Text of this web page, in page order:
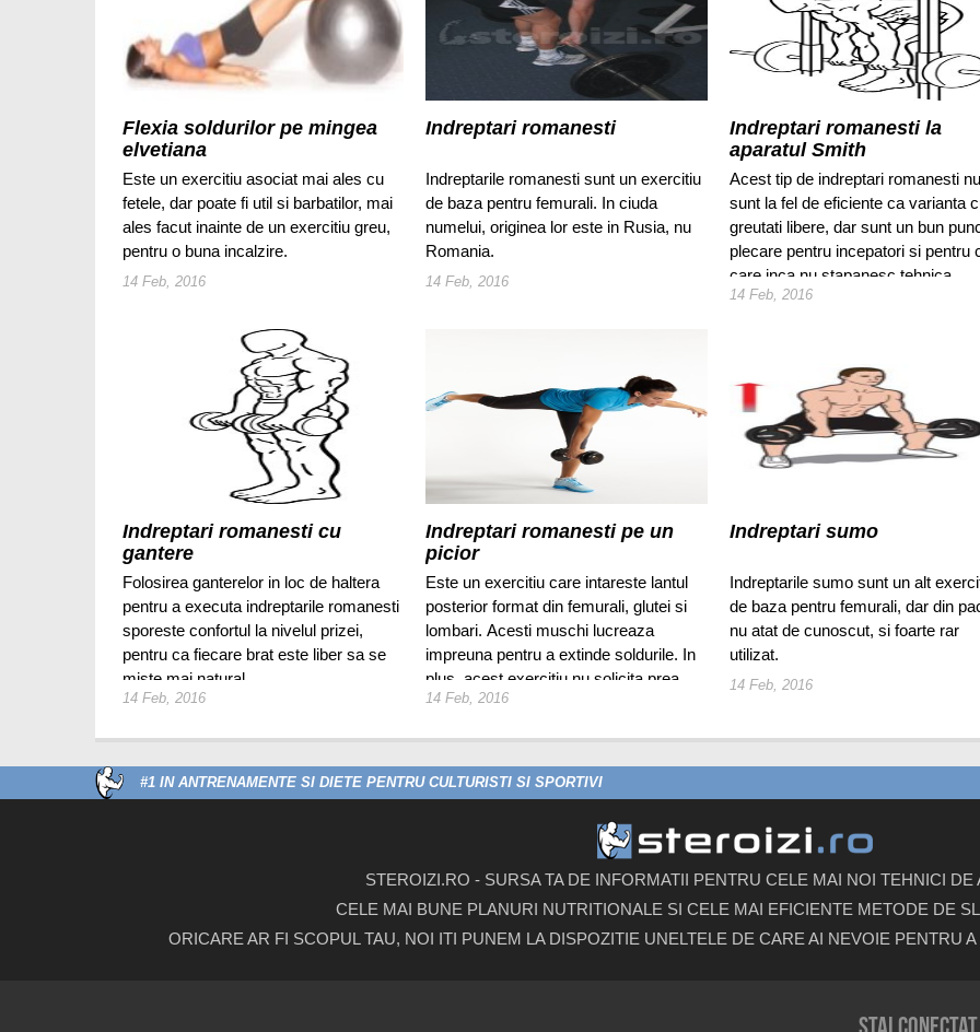
Flexia soldurilor pe mingea
elvetiana
Este un exercitiu asociat mai ales cu
fetele, dar poate fi util si barbatilor, mai
ales facut inainte de un exercitiu greu,
pentru o buna incalzire.
14 Feb, 2016
Indreptari romanesti
Indreptarile romanesti sunt un exercitiu
de baza pentru femurali. In ciuda
numelui, originea lor este in Rusia, nu
Romania.
14 Feb, 2016
Indreptari romanesti la
aparatul Smith
Acest tip de indreptari romanesti nu
sunt la fel de eficiente ca varianta
greutati libere, dar sunt un bun
plecare pentru incepatori si pentru
care inca nu stapanesc tehnica
corecta. Este o variatie a
14 Feb, 2016
Indreptari romanesti cu
gantere
Folosirea ganterelor in loc de haltera
pentru a executa indreptarile romanesti
sporeste confortul la nivelul prizei,
pentru ca fiecare brat este liber sa se
miste mai natural.
14 Feb, 2016
Indreptari romanesti pe un
picior
Este un exercitiu care intareste lantul
posterior format din femurali, glutei si
lombari. Acesti muschi lucreaza
impreuna pentru a extinde soldurile. In
plus, acest exercitiu nu solicita prea
tare spatele, asa cum o fac indreptarile
14 Feb, 2016
Indreptari sumo
Indreptarile sumo sunt un alt
de baza pentru femurali, dar din
nu atat de cunoscut, si foarte rar
utilizat.
14 Feb, 2016
#1 IN ANTRENAMENTE SI DIETE PENTRU CULTURISTI SI SPORTIVI
STEROIZI.RO - SURSA TA DE INFORMATII PENTRU CELE MAI NOI TEHNICI DE
CELE MAI BUNE PLANURI NUTRITIONALE SI CELE MAI EFICIENTE METODE DE
ORICARE AR FI SCOPUL TAU, NOI ITI PUNEM LA DISPOZITIE UNELTELE DE CARE AI NEVOIE PENTRU